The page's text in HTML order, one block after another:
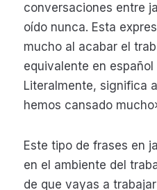
conversaciones entre
oído nunca. Esta
mucho al acabar el
equivalente en
Literalmente, significa
hemos cansado
Este tipo de frases en
en el ambiente del
de que vayas a